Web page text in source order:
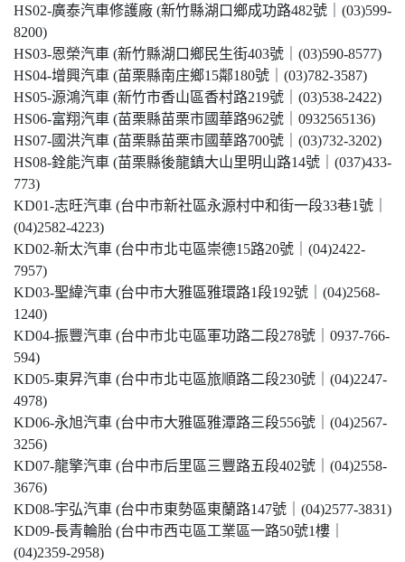
HS02-廣泰汽車修護廠 (新竹縣湖口鄉成功路482號｜(03)599-
8200)
HS03-恩榮汽車 (新竹縣湖口鄉民生街403號｜(03)590-8577)
HS04-增興汽車 (苗栗縣南庄鄉15鄰180號｜(03)782-3587)
HS05-源鴻汽車 (新竹市香山區香村路219號｜(03)538-2422)
HS06-富翔汽車 (苗栗縣苗栗市國華路962號｜0932565136)
HS07-國洪汽車 (苗栗縣苗栗市國華路700號｜(03)732-3202)
HS08-銓能汽車 (苗栗縣後龍鎮大山里明山路14號｜(037)433-
773)
KD01-志旺汽車 (台中市新社區永源村中和街一段33巷1號｜
(04)2582-4223)
KD02-新太汽車 (台中市北屯區崇德15路20號｜(04)2422-
7957)
KD03-聖緯汽車 (台中市大雅區雅環路1段192號｜(04)2568-
1240)
KD04-振豐汽車 (台中市北屯區軍功路二段278號｜0937-766-
594)
KD05-東昇汽車 (台中市北屯區旅順路二段230號｜(04)2247-
4978)
KD06-永旭汽車 (台中市大雅區雅潭路三段556號｜(04)2567-
3256)
KD07-龍擎汽車 (台中市后里區三豐路五段402號｜(04)2558-
3676)
KD08-宇弘汽車 (台中市東勢區東蘭路147號｜(04)2577-3831)
KD09-長青輪胎 (台中市西屯區工業區一路50號1樓｜
(04)2359-2958)